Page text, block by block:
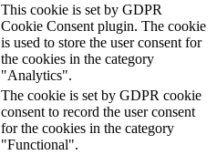
This cookie is set by GDPR
Cookie Consent plugin. The cookie
is used to store the user consent for
the cookies in the category
"Analytics".
The cookie is set by GDPR cookie
consent to record the user consent
for the cookies in the category
"Functional".